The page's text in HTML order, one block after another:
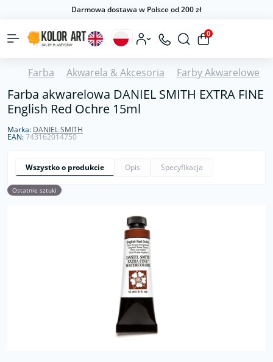
Darmowa dostawa w Polsce od 200 zł
0
Farba Akwarela & Akcesoria Farby Akwarelowe
Farba akwarelowa DANIEL SMITH EXTRA FINE
English Red Ochre 15ml
Marka: DANIEL SMITH
EAN:743162014750
Wszystko o produkcie Opis Specyfikacja
Ostatnie sztuki